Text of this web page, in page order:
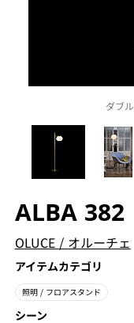
ダブ
ALBA 382
OLUCE / オルーチェ
アイテムカテゴリ
照明 / フロアスタンド
シーン